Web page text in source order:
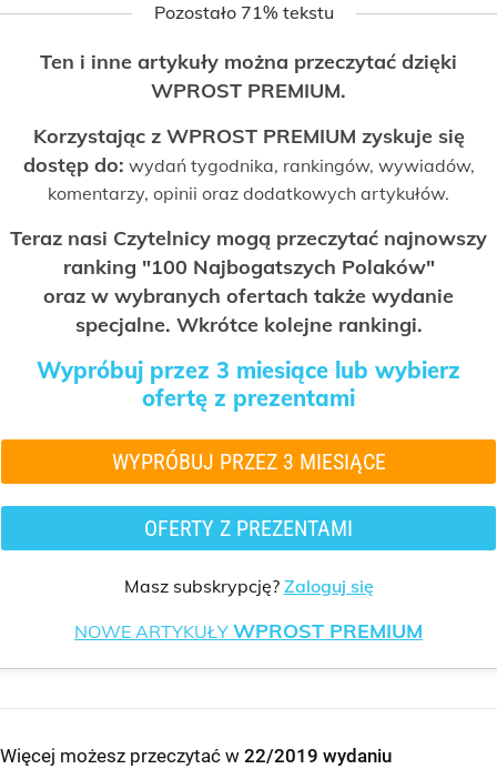
Pozostało 71% tekstu
Ten i inne artykuły można przeczytać dzięki
WPROST PREMIUM.
Korzystając z WPROST PREMIUM zyskuje się
dostęp do: wydań tygodnika, rankingów, wywiadów,
komentarzy, opinii oraz dodatkowych artykułów.
Teraz nasi Czytelnicy mogą przeczytać najnowszy
ranking "100 Najbogatszych Polaków"
oraz w wybranych ofertach także wydanie
specjalne. Wkrótce kolejne rankingi.
Wypróbuj przez 3 miesiące lub wybierz
ofertę z prezentami
WYPRÓBUJ PRZEZ 3 MIESIĄCE
OFERTY Z PREZENTAMI
Masz subskrypcję? Zaloguj się
NOWE ARTYKUŁY WPROST PREMIUM
Więcej możesz przeczytać w 22/2019 wydaniu